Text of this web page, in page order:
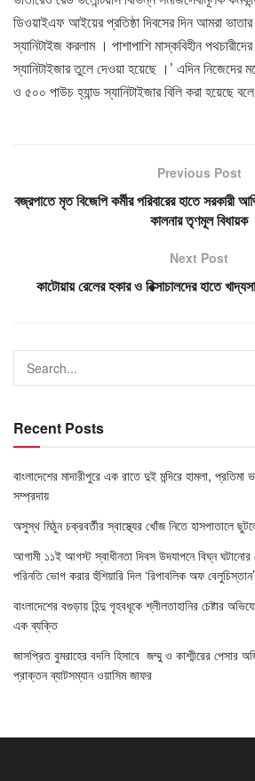
ডিওয়াইএফ আইয়ের প্রতিষ্ঠা দিবসের দিন আমরা
স্যানিটাইজ করলাম । পাশাপাশি মাস্কবিহীন
স্যানিটাইজার তুলে দেওয়া হয়েছে ।’ এদিন নিজেদের
ও ৫০০ পাউচ হ্যান্ড স্যানিটাইজার বিলি করা হয়েছে
Previous Post
বজ্রপাতে মৃত বিজেপি কর্মীর পরিবারের হাতে সরকারী
কালনার তৃণমূল বিধায়ক
Next Post
কাটোয়ায় রেলের হকার ও রিক্সাচালদের হাতে
Recent Posts
বাংলাদেশের মাদারীপুরে এক রাতে দুই মন্দিরে হামলা,
সম্প্রদায়
অসুস্থ মিঠুন চক্রবর্তীর স্বাস্থ্যের খোঁজ নিতে হাসপাতালে
আগামী ১১ই আগস্ট স্বাধীনতা দিবস উদযাপনে বিঘ্ন ঘটানোর
পরিনতি ভোগ করার হুঁশিয়ারি দিল ‘রিপাবলিক অফ বেলুচিস্তান’
বাংলাদেশের বগুড়ায় হিন্দু গৃহবধূকে শ্লীলতাহানির চেষ্টার
এক ব্যক্তি
জাসপ্রিত বুমরাহের বদলি হিসাবে জম্মু ও কাশ্মীরের পেসার
প্রাক্তন ব্যাটসম্যান ওয়াসিম জাফর